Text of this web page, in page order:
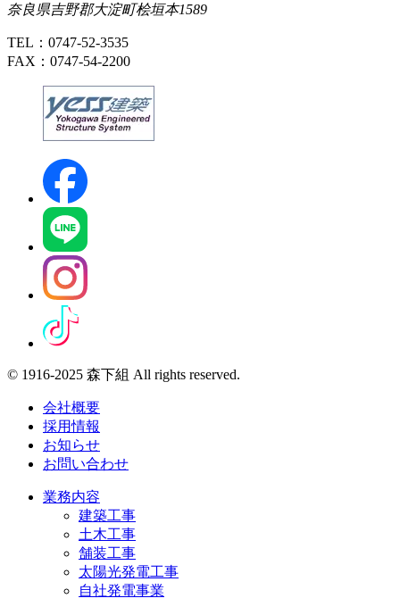
奈良県吉野郡大淀町桧垣本1589
TEL：0747-52-3535
FAX：0747-54-2200
© 1916-2025 森下組 All rights reserved.
会社概要
採用情報
お知らせ
お問い合わせ
業務内容
建築工事
土木工事
舗装工事
太陽光発電工事
自社発電事業